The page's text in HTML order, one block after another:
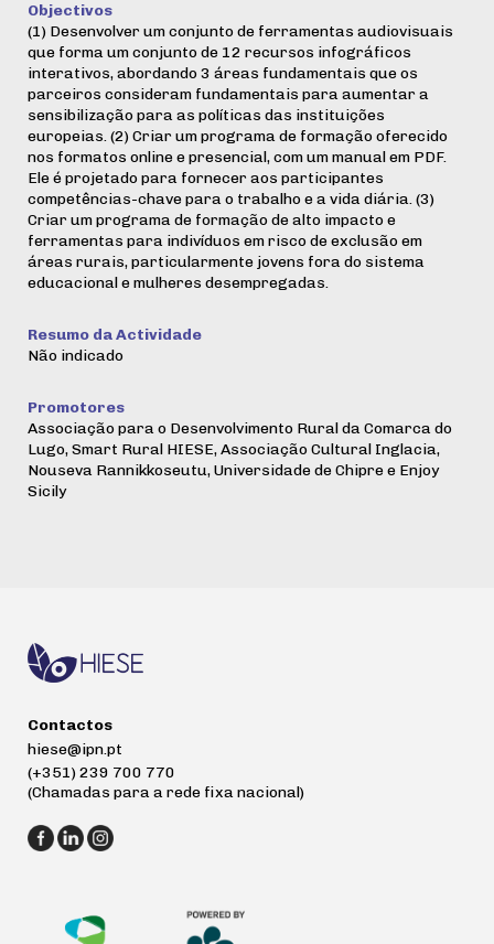
Objectivos
(1) Desenvolver um conjunto de ferramentas audiovisuais
que forma um conjunto de 12 recursos infográficos
interativos, abordando 3 áreas fundamentais que os
parceiros consideram fundamentais para aumentar a
sensibilização para as políticas das instituições
europeias. (2) Criar um programa de formação oferecido
nos formatos online e presencial, com um manual em PDF.
Ele é projetado para fornecer aos participantes
competências-chave para o trabalho e a vida diária. (3)
Criar um programa de formação de alto impacto e
ferramentas para indivíduos em risco de exclusão em
áreas rurais, particularmente jovens fora do sistema
educacional e mulheres desempregadas.
Resumo da Actividade
Não indicado
Promotores
Associação para o Desenvolvimento Rural da Comarca do
Lugo, Smart Rural HIESE, Associação Cultural Inglacia,
Nouseva Rannikkoseutu, Universidade de Chipre e Enjoy
Sicily
Contactos
hiese@ipn.pt
(+351) 239 700 770
(Chamadas para a rede fixa nacional)